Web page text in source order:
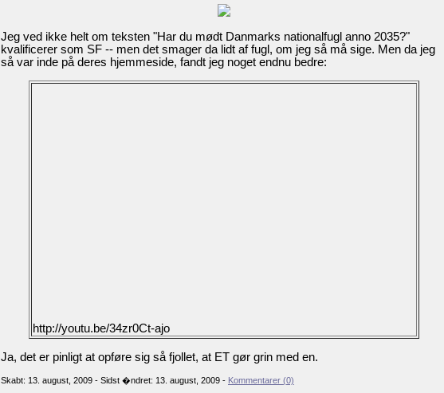
Jeg ved ikke helt om teksten "Har du mødt Danmarks nationalfugl anno 2035?"
kvalificerer som SF -- men det smager da lidt af fugl, om jeg så må sige. Men da jeg
så var inde på deres hjemmeside, fandt jeg noget endnu bedre:
http://youtu.be/34zr0Ct-ajo
Ja, det er pinligt at opføre sig så fjollet, at ET gør grin med en.
Skabt: 13. august, 2009 - Sidst �ndret: 13. august, 2009 - Kommentarer (0)